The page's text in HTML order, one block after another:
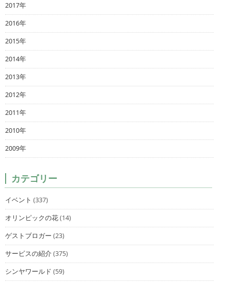
2017年
2016年
2015年
2014年
2013年
2012年
2011年
2010年
2009年
カテゴリー
イベント (337)
オリンピックの花(14)
ゲストブロガー (23)
サービスの紹介(375)
シンヤワールド (59)